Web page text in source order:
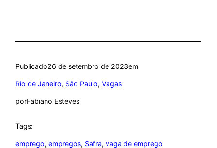
Publicado26 de setembro de 2023em
Rio de Janeiro, São Paulo, Vagas
porFabiano Esteves
Tags:
emprego, empregos, Safra, vaga de emprego